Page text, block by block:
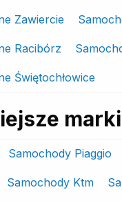
Zawiercie
Racibórz
Świętochłowice
Samochody Piaggio
Samochody Ktm